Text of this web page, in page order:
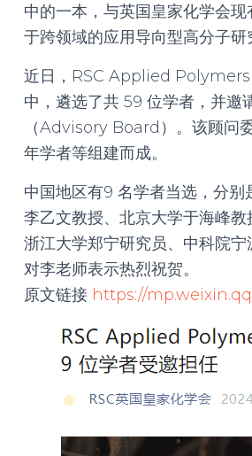
中的一本，与英国皇家化学会
于跨领域的应用导向型高分子研
近日，RSC Applied Polymers
中，遴选了共 59 位学者，并
（Advisory Board）。该顾问
年学者等组建而成。
中国地区有9 名学者当选，分
李乙文教授、北京大学于海峰教
浙江大学郑宁研究员、中科院宁
对李老师表示热烈祝贺。
原文链接 https://